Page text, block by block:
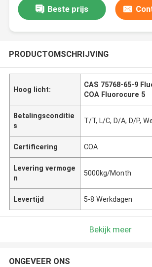
Beste prijs
PRODUCTOMSCHRIJVING
Hoog licht:
CAS 75768-65-9
COA Fluorocure 5
Betalingsconditie
s
T/T, L/C, D/A, D/P,
Certificering COA
Levering vermoge
n
5000kg/Month
Levertijd 5-8 Werkdagen
Bekijk meer
ONGEVEER ONS